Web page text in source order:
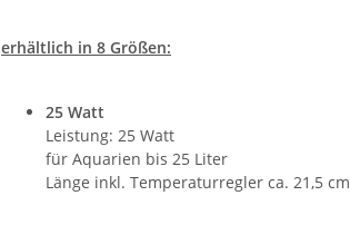
erhältlich in 8 Größen:
25 Watt
Leistung: 25 Watt
für Aquarien bis 25 Liter
Länge inkl. Temperaturregler ca. 21,5 cm